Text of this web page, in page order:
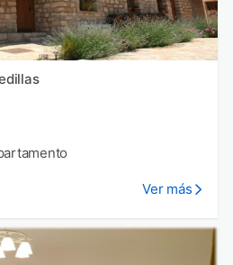
Ver más